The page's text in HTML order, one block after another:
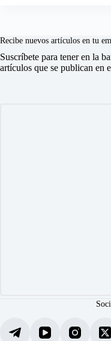
Recibe nuevos artículos en tu
Suscríbete para tener en la
artículos que se publican en